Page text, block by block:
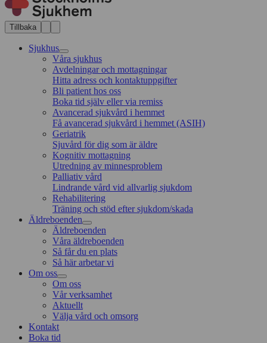
Tillbaka
Sjukhus
Våra sjukhus
Avdelningar och mottagningar
Hitta adress och kontaktuppgifter
Bli patient hos oss
Boka tid själv eller via remiss
Avancerad sjukvård i hemmet
Få avancerad sjukvård i hemmet (ASIH)
Geriatrik
Sjuvård för dig som är äldre
Kognitiv mottagning
Utredning av minnesproblem
Palliativ vård
Lindrande vård vid allvarlig sjukdom
Rehabilitering
Träning och stöd efter sjukdom/skada
Äldreboenden
Äldreboenden
Våra äldreboenden
Så får du en plats
Så här arbetar vi
Om oss
Om oss
Vår verksamhet
Aktuellt
Välja vård och omsorg
Kontakt
Boka tid